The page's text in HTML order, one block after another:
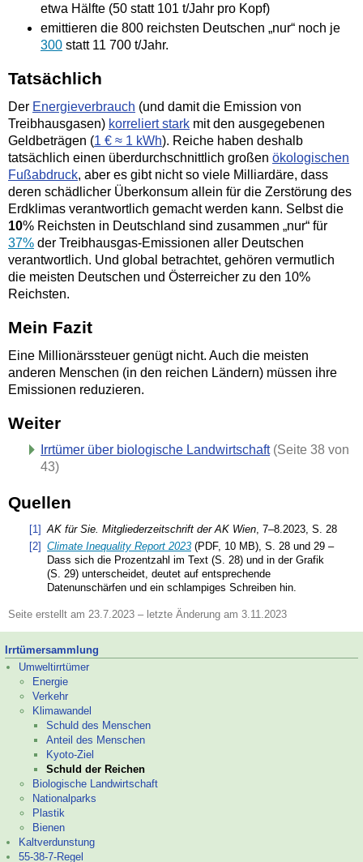
etwa Hälfte (50 statt 101 t/Jahr pro Kopf)
emittieren die 800 reichsten Deutschen „nur“ noch je
300 statt 11 700 t/Jahr.
Tatsächlich
Der Energieverbrauch (und damit die Emission von
Treibhausgasen) korreliert stark mit den ausgegebenen
Geldbeträgen (1 € ≈ 1 kWh). Reiche haben deshalb
tatsächlich einen überdurchschnittlich großen ökologischen
Fußabdruck, aber es gibt nicht so viele Milliardäre, dass
deren schädlicher Überkonsum allein für die Zerstörung des
Erdklimas verantwortlich gemacht werden kann. Selbst die
10% Reichsten in Deutschland sind zusammen „nur“ für
37% der Treibhausgas-Emissionen aller Deutschen
verantwortlich. Und global betrachtet, gehören vermutlich
die meisten Deutschen und Österreicher zu den 10%
Reichsten.
Mein Fazit
Eine Millionärssteuer genügt nicht. Auch die meisten
anderen Menschen (in den reichen Ländern) müssen ihre
Emissionen reduzieren.
Weiter
Irrtümer über biologische Landwirtschaft (Seite 38 von
43)
Quellen
[1] AK für Sie. Mitgliederzeitschrift der AK Wien, 7–8.2023, S. 28
[2] Climate Inequality Report 2023 (PDF, 10 MB), S. 28 und 29 –
Dass sich die Prozentzahl im Text (S. 28) und in der Grafik
(S. 29) unterscheidet, deutet auf entsprechende
Datenunschärfen und ein schlampiges Schreiben hin.
Seite erstellt am 23.7.2023 – letzte Änderung am 3.11.2023
Irrtümer­sammlung
Umweltirrtümer
Energie
Verkehr
Klimawandel
Schuld des Menschen
Anteil des Menschen
Kyoto-Ziel
Schuld der Reichen
Biologische Landwirtschaft
Nationalparks
Plastik
Bienen
Kaltverdunstung
55-38-7-Regel